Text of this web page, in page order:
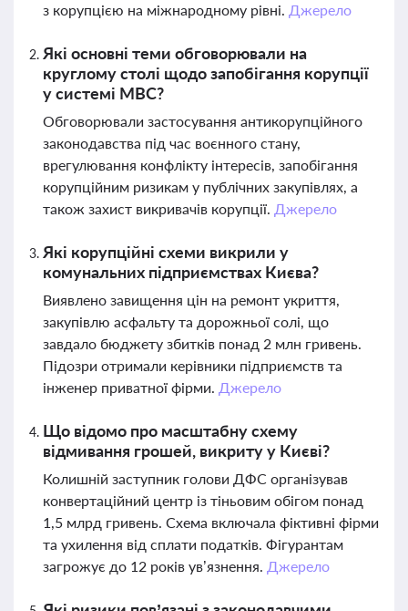
з корупцією на міжнародному рівні. Джерело
Які основні теми обговорювали на
круглому столі щодо запобігання корупції
у системі МВС?
Обговорювали застосування антикорупційного
законодавства під час воєнного стану,
врегулювання конфлікту інтересів, запобігання
корупційним ризикам у публічних закупівлях, а
також захист викривачів корупції. Джерело
Які корупційні схеми викрили у
комунальних підприємствах Києва?
Виявлено завищення цін на ремонт укриття,
закупівлю асфальту та дорожньої солі, що
завдало бюджету збитків понад 2 млн гривень.
Підозри отримали керівники підприємств та
інженер приватної фірми. Джерело
Що відомо про масштабну схему
відмивання грошей, викриту у Києві?
Колишній заступник голови ДФС організував
конвертаційний центр із тіньовим обігом понад
1,5 млрд гривень. Схема включала фіктивні фірми
та ухилення від сплати податків. Фігурантам
загрожує до 12 років ув’язнення. Джерело